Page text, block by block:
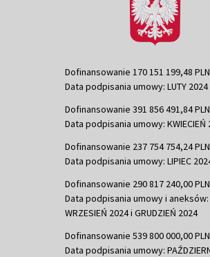
Dofinansowanie 170 151 199,48 PLN
Data podpisania umowy: LUTY 2024
Dofinansowanie 391 856 491,84 PLN
Data podpisania umowy: KWIECIEŃ
Dofinansowanie 237 754 754,24 PLN
Data podpisania umowy: LIPIEC
Dofinansowanie 290 817 240,00 PLN
Data podpisania umowy i aneksów:
WRZESIEŃ 2024 i GRUDZIEŃ 2024
Dofinansowanie 539 800 000,00 PLN
Data podpisania umowy: